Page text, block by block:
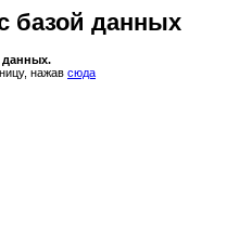
базой данных
данных.
нажав сюда